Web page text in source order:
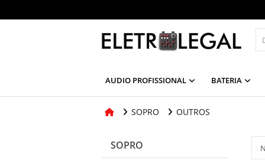
AUDIO PROFISSIONAL BATERIA
SOPRO OUTROS
SOPRO